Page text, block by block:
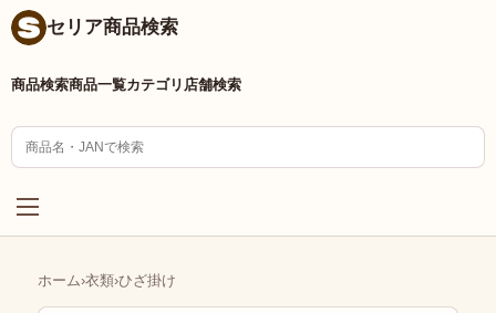
セリア商品検索
商品検索商品一覧カテゴリ 店舗検索
ホーム›衣類›ひざ掛け